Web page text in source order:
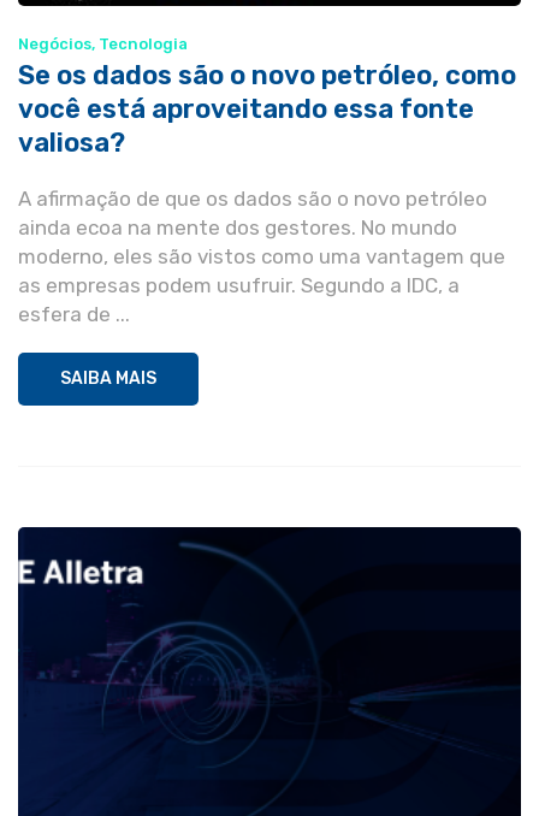
Negócios, Tecnologia
Se os dados são o novo petróleo, como
você está aproveitando essa fonte
valiosa?
A afirmação de que os dados são o novo petróleo
ainda ecoa na mente dos gestores. No mundo
moderno, eles são vistos como uma vantagem que
as empresas podem usufruir. Segundo a IDC, a
esfera de ...
SAIBA MAIS